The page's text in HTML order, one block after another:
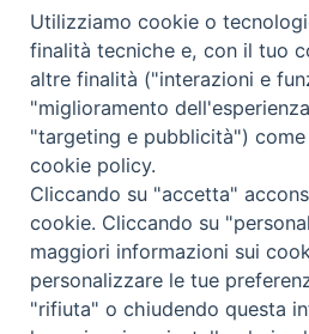
Abbonamenti
Abbonamento Annuale Digitale
Abbonamento Annuale
Abbonamento Singola Copia
Redazione: Pavia, Piazza
amministrazione@ilticino.it -
Utilizziamo cookie o
finalità tecniche e, con il tuo
altre finalità ("interazioni e
"miglioramento
"targeting e pubblicità")
cookie policy.
Cliccando su "accetta"
cookie. Cliccando su
maggiori informazioni sui
personalizzare le tue
"rifiuta" o chiudendo questa